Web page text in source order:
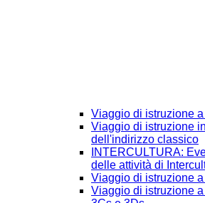
Viaggio di istruzione
Viaggio di istruzione
dell'indirizzo classico
INTERCULTURA:
delle attività di
Viaggio di istruzione
Viaggio di istruzione